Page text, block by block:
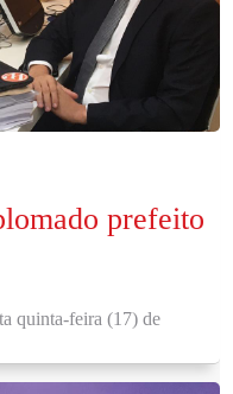
prefeito
quinta-feira (17) de